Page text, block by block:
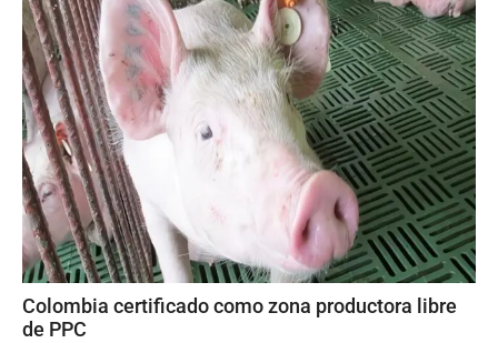
Colombia certificado como zona productora libre
de PPC